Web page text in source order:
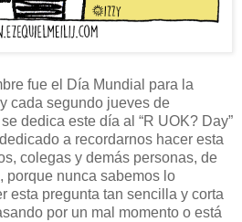
fue el Día Mundial para la
cada segundo jueves de
dedica este día al “R UOK? Day”
a recordarnos hacer esta
colegas y demás personas, de
porque nunca sabemos lo
esta pregunta tan sencilla y corta
por un mal momento o está